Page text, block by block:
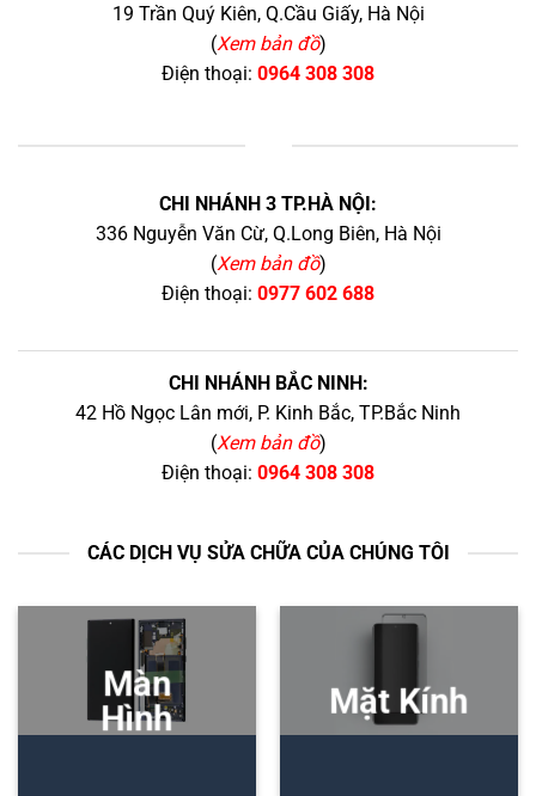
19 Trần Quý Kiên, Q.Cầu Giấy, Hà Nội
(Xem bản đồ)
Điện thoại: 0964 308 308
CHI NHÁNH 3 TP.HÀ NỘI:
336 Nguyễn Văn Cừ, Q.Long Biên, Hà Nội
(Xem bản đồ)
Điện thoại: 0977 602 688
CHI NHÁNH BẮC NINH:
42 Hồ Ngọc Lân mới, P. Kinh Bắc, TP.Bắc Ninh
(Xem bản đồ)
Điện thoại: 0964 308 308
CÁC DỊCH VỤ SỬA CHỮA CỦA CHÚNG TÔI
Màn
Hình
Mặt Kính